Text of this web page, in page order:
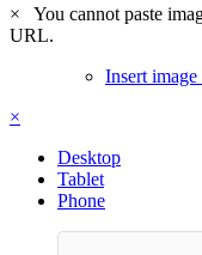
×
You cannot paste
URL.
Insert
×
Desktop
Tablet
Phone